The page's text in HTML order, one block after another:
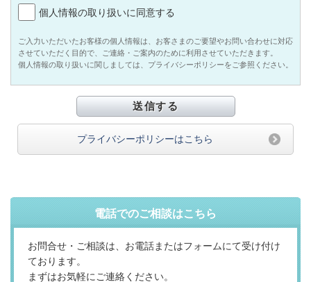
個人情報の取り扱いに同意する
ご入力いただいたお客様の個人情報は、お客さまのご要望やお問い合わせに対応
させていただく目的で、ご連絡・ご案内のために利用させていただきます。
個人情報の取り扱いに関しましては、プライバシーポリシーをご参照ください。
プライバシーポリシーはこちら
電話でのご相談はこちら
お問合せ・ご相談は、お電話またはフォームにて受け付け
ております。
まずはお気軽にご連絡ください。